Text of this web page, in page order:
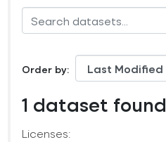
Order by
1 dataset found
Licenses: